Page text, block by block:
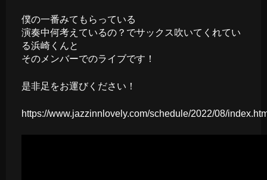
僕の一番みてもらっている
演奏中何考えているの？でサックス吹いてくれてい
る浜崎くんと
そのメンバーでのライブです！
是非足をお運びください！
https://www.jazzinnlovely.com/schedule/2022/08/